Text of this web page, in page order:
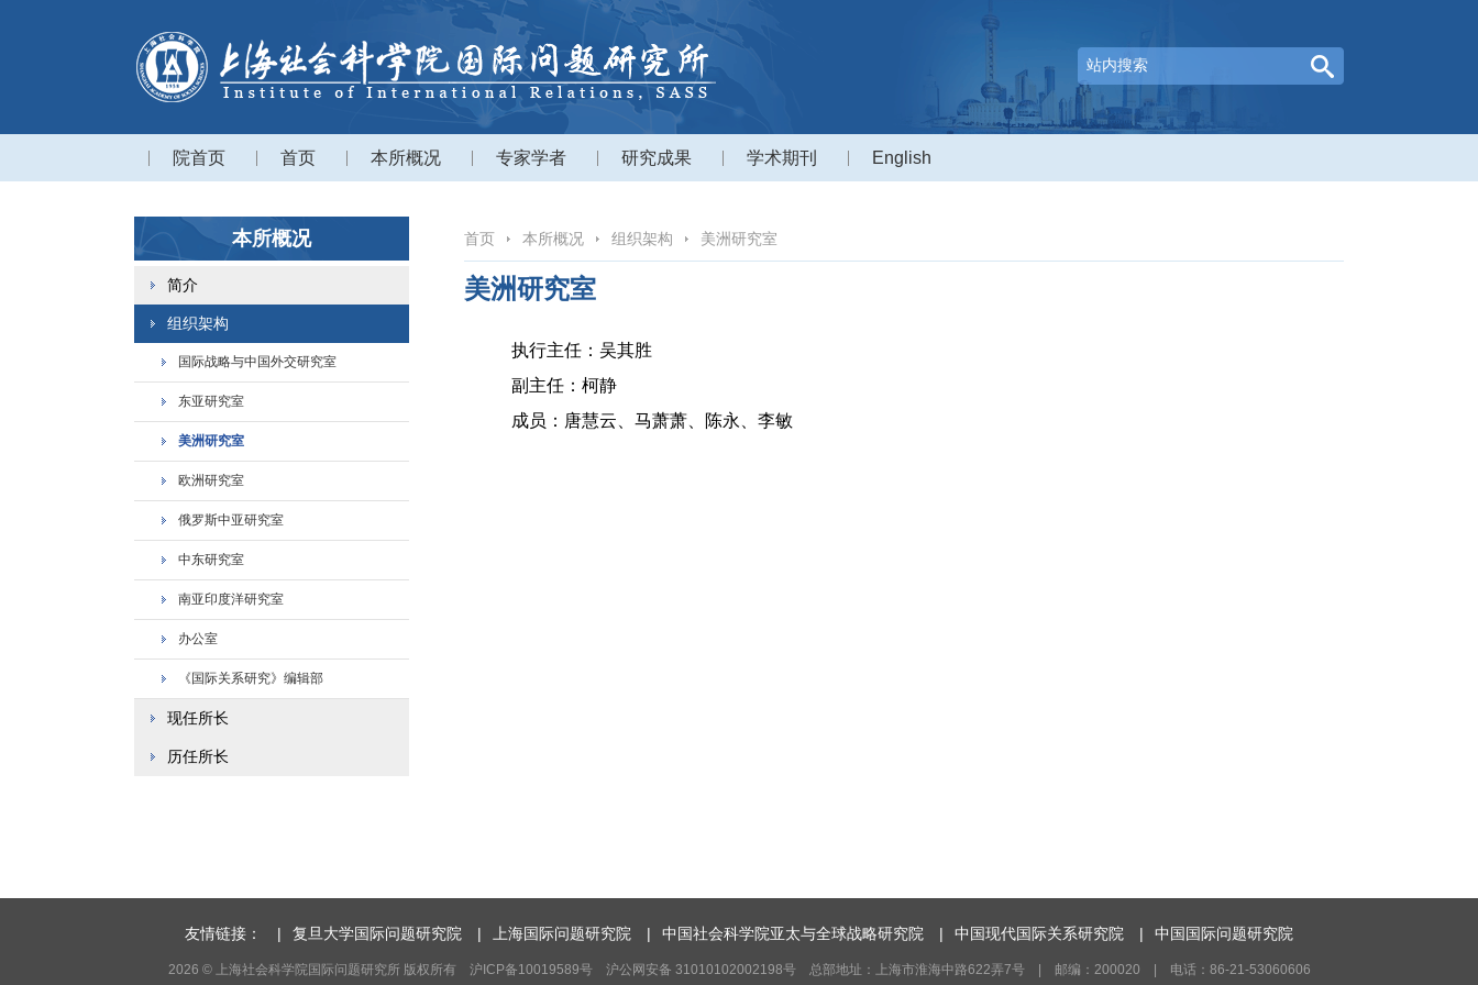
院首页 首页 本所概况 专家学者 研究成果 学术期刊 English
本所概况
简介
组织架构
国际战略与中国外交研究室
东亚研究室
美洲研究室
欧洲研究室
俄罗斯中亚研究室
中东研究室
南亚印度洋研究室
办公室
《国际关系研究》编辑部
现任所长
历任所长
首页 本所概况 组织架构 美洲研究室
美洲研究室
执行主任：吴其胜
副主任：柯静
成员：唐慧云、马萧萧、陈永、李敏
友情链接： | 复旦大学国际问题研究院 | 上海国际问题研究院 | 中国社会科学院亚太与全球战略研究院 | 中国现代国际关系研究院 | 中国国际问题研究院
2026 © 上海社会科学院国际问题研究所 版权所有 沪ICP备10019589号 沪公网安备 31010102002198号 总部地址：上海市淮海中路622弄7号 | 邮编：200020 | 电话：86-21-53060606